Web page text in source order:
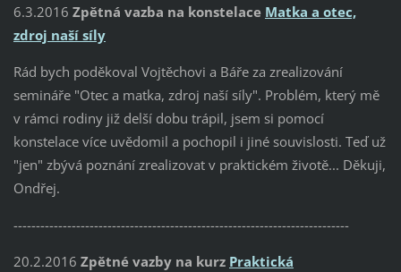
6.3.2016 Zpětná vazba na konstelace Matka a otec,
zdroj naší síly
Rád bych poděkoval Vojtěchovi a Báře za zrealizování
semináře "Otec a matka, zdroj naší síly". Problém, který mě
v rámci rodiny již delší dobu trápil, jsem si pomocí
konstelace více uvědomil a pochopil i jiné souvislosti. Teď už
"jen" zbývá poznání zrealizovat v praktickém životě... Děkuji,
Ondřej.
---------------------------------------------------------------------------
20.2.2016 Zpětné vazby na kurz Praktická